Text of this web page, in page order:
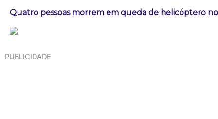
Quatro pessoas morrem em queda de helicóptero
PUBLICIDADE